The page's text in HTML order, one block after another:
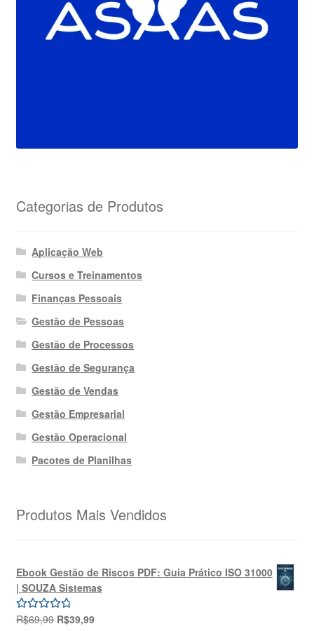
Categorias de Produtos
Aplicação Web
Cursos e Treinamentos
Finanças Pessoais
Gestão de Pessoas
Gestão de Processos
Gestão de Segurança
Gestão de Vendas
Gestão Empresarial
Gestão Operacional
Pacotes de Planilhas
Produtos Mais Vendidos
Ebook Gestão de Riscos PDF: Guia Prático ISO 31000
| SOUZA Sistemas
Avaliação
R$69,99 O
R$39,99O